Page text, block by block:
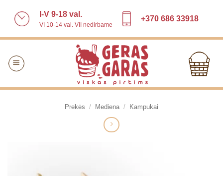
I-V 9-18 val.
VI 10-14 val. VII nedirbame
+370 686 33918
Prekės / Mediena / Kampukai